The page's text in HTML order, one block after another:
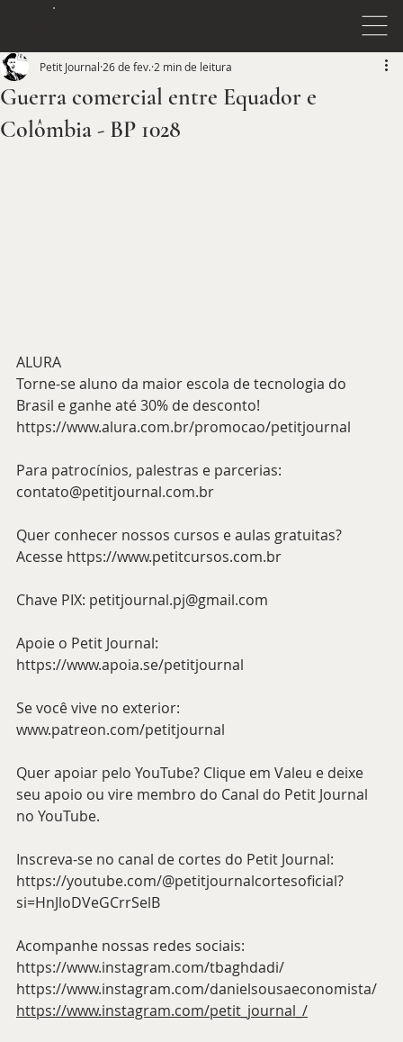
Guerra comercial entre Equador e
Colômbia - BP 1028
Petit Journal 26 de fev. 2 min de leitura
ALURA
Torne-se aluno da maior escola de tecnologia do
Brasil e ganhe até 30% de desconto!
https://www.alura.com.br/promocao/petitjournal
Para patrocínios, palestras e parcerias:
contato@petitjournal.com.br
Quer conhecer nossos cursos e aulas gratuitas?
Acesse https://www.petitcursos.com.br
Chave PIX: petitjournal.pj@gmail.com
Apoie o Petit Journal:
https://www.apoia.se/petitjournal
Se você vive no exterior:
www.patreon.com/petitjournal
Quer apoiar pelo YouTube? Clique em Valeu e deixe
seu apoio ou vire membro do Canal do Petit Journal
no YouTube.
Inscreva-se no canal de cortes do Petit Journal:
https://youtube.com/@petitjournalcortesoficial?
si=HnJloDVeGCrrSelB
Acompanhe nossas redes sociais:
https://www.instagram.com/tbaghdadi/
https://www.instagram.com/danielsousaeconomista/
https://www.instagram.com/petit_journal_/